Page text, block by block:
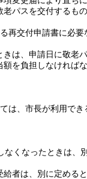
パスを交付するもの
再交付申請書に必
は、申請日に敬老
を負担しなければな
は、市長が利用で
くなったときは、
者は、別に定める